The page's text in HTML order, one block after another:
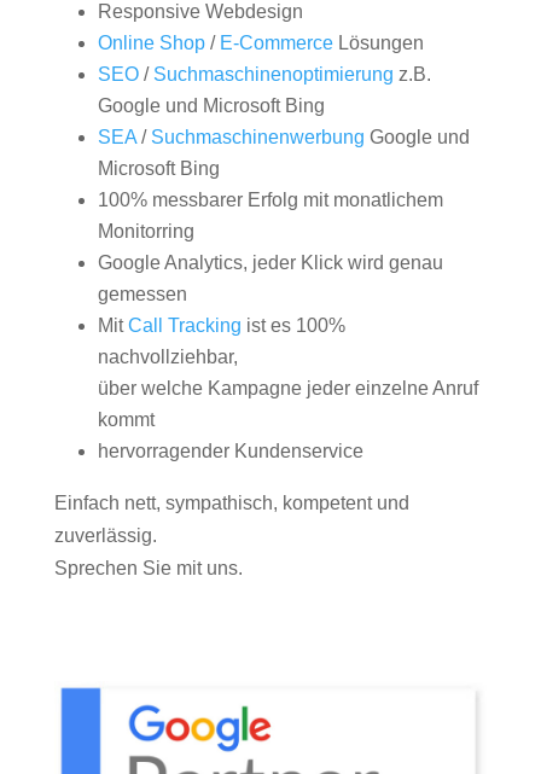
Responsive Webdesign
Online Shop/ E-CommerceLösungen
SEO/ Suchmaschinenoptimierung z.B.
Google und Microsoft Bing
SEA/ Suchmaschinenwerbung Google und
Microsoft Bing
100% messbarer Erfolg mit monatlichem
Monitorring
Google Analytics, jeder Klick wird genau
gemessen
MitCall Tracking ist es 100%
nachvollziehbar,
über welche Kampagne jeder einzelne Anruf
kommt
hervorragender Kundenservice
Einfach nett, sympathisch, kompetent und
zuverlässig.
Sprechen Sie mit uns.